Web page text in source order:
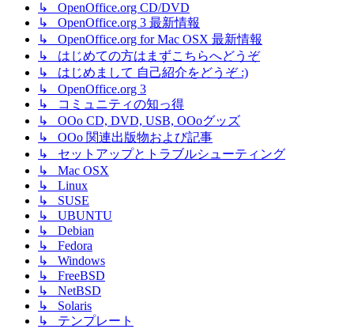
↳ OpenOffice.org CD/DVD
↳ OpenOffice.org 3 最新情報
↳ OpenOffice.org for Mac OSX 最新情報
↳ はじめての方はまずこちらへどうぞ
↳ はじめまして 自己紹介をどうぞ :)
↳ OpenOffice.org 3
↳ コミュニティの知っ得
↳ OOo CD, DVD, USB, OOoグッズ
↳ OOo 関連出版物および記事
↳ セットアップとトラブルシューティング
↳ Mac OSX
↳ Linux
↳ SUSE
↳ UBUNTU
↳ Debian
↳ Fedora
↳ Windows
↳ FreeBSD
↳ NetBSD
↳ Solaris
↳ テンプレート